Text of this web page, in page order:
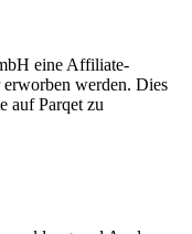
eine Affiliate-
werden. Dies
auf Parqet zu